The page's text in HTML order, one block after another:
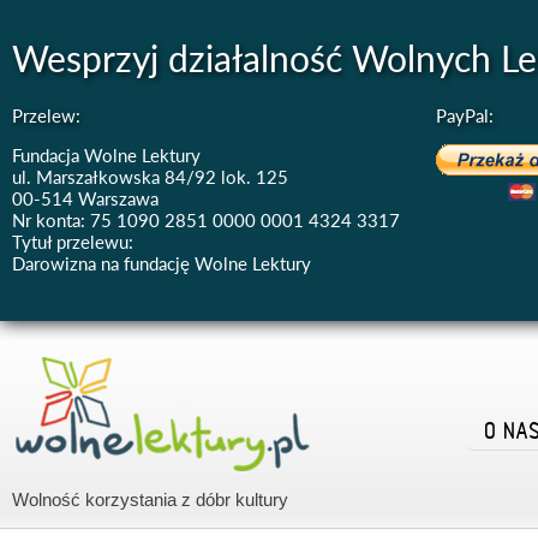
Wesprzyj działalność Wolnych
Przelew:
Fundacja Wolne Lektury
ul. Marszałkowska 84/92 lok. 125
00-514 Warszawa
Nr konta: 75 1090 2851 0000 0001 4324 3317
Tytuł przelewu:
Darowizna na fundację Wolne Lektury
PayPal:
Wolność korzystania z dóbr kultury
O